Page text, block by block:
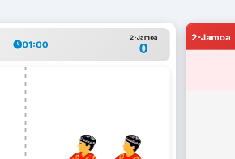
01:00
2-Jamoa
0
2-Jamoa